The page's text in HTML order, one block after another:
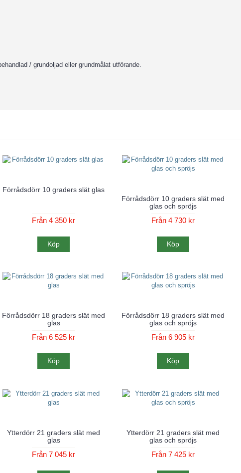
/ grundoljad eller grundmålat utförande.
Förrådsdörr 10 graders slät glas
Från 4 350 kr
Köp
Förrådsdörr 10 graders slät med
glas och spröjs
Från 4 730 kr
Köp
Förrådsdörr 18 graders slät med
glas
Från 6 525 kr
Köp
Förrådsdörr 18 graders slät med
glas och spröjs
Från 6 905 kr
Köp
Ytterdörr 21 graders slät med
glas
Från 7 045 kr
Ytterdörr 21 graders slät med
glas och spröjs
Från 7 425 kr